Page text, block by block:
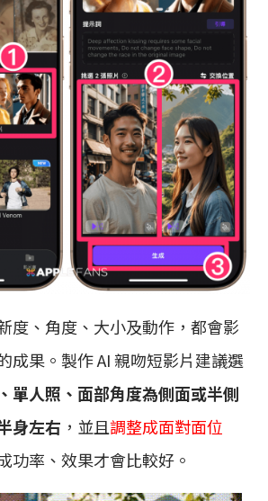
度、角度、大小及動作，都會影
成果。製作 AI 親吻短影片建議選
單人照、面部角度為側面或半側
身左右 ，並且調整成面對面位
功率、效果才會比較好。